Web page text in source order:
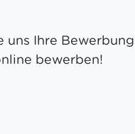
uns Ihre
bewerben!